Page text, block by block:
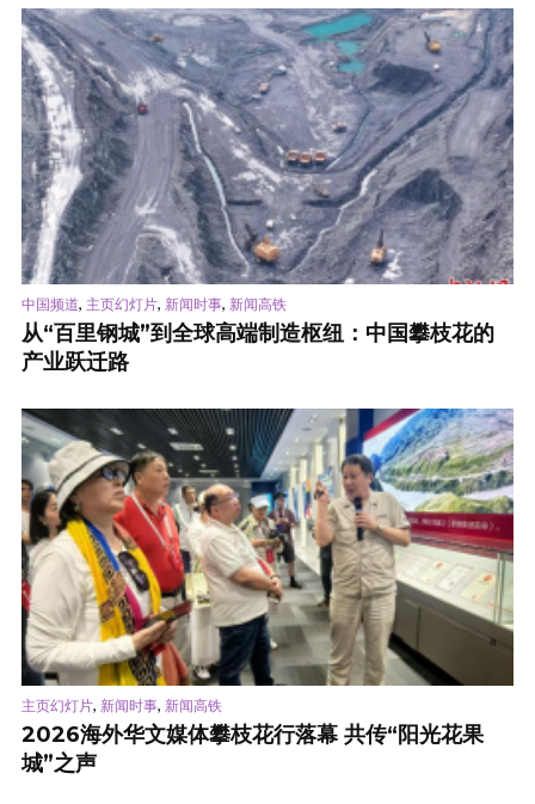
中国频道, 主页幻灯片, 新闻时事, 新闻高铁
从“百里钢城”到全球高端制造枢纽：中国攀枝花的
产业跃迁路
主页幻灯片, 新闻时事, 新闻高铁
2026海外华文媒体攀枝花行落幕 共传“阳光花果
城”之声